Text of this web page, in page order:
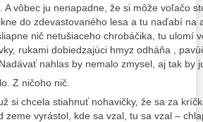
A vôbec ju nenapadne, že si môže voľačo
do zdevastovaného lesa a tu naďabí na
nič netušiaceho chrobáčika, tu ulomí
rukami dobiedzajúci hmyz odháňa ,
nahlas by nemalo zmysel, aj tak by
Z ničoho nič.
si chcela stiahnuť nohavičky, že sa za
zeme vyrástol, kde sa vzal, tu sa vzal –